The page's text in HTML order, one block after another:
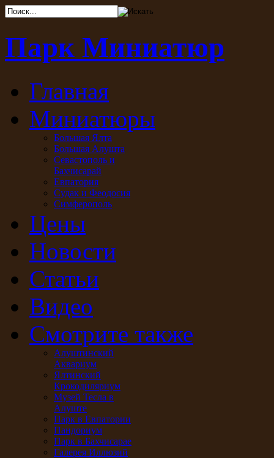
Парк Миниатюр
Главная
Миниатюры
Большая Ялта
Большая Алушта
Севастополь и
Бахчисарай
Евпатория
Судак и Феодосия
Симферополь
Цены
Новости
Статьи
Видео
Смотрите также
Алуштинский
Аквариум
Ялтинский
Крокодиляриум
Музей Тесла в
Алуште
Парк в Евпатории
Пандориум
Парк в Бахчисарае
Галерея Иллюзий